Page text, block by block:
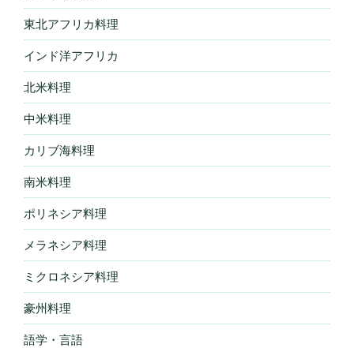
東北アフリカ料理
インド洋アフリカ
北米料理
中米料理
カリブ海料理
南米料理
ポリネシア料理
メラネシア料理
ミクロネシア料理
豪州料理
語学・言語